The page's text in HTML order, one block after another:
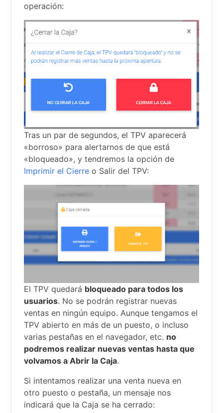
operación:
Tras un par de segundos, el TPV aparecerá
«borroso» para alertarnos de que está
«bloqueado», y tendremos la opción de
Imprimir el Cierre o Salir del TPV:
El TPV quedará bloqueado para todos los
usuarios. No se podrán registrar nuevas
ventas en ningún equipo. Aunque tengamos el
TPV abierto en más de un puesto, o incluso
varias pestañas en el navegador, etc. no
podremos realizar nuevas ventas hasta que
volvamos a Abrir la Caja.
Si intentamos realizar una venta nueva en
otro puesto o pestaña, un mensaje nos
indicará que la Caja se ha cerrado: